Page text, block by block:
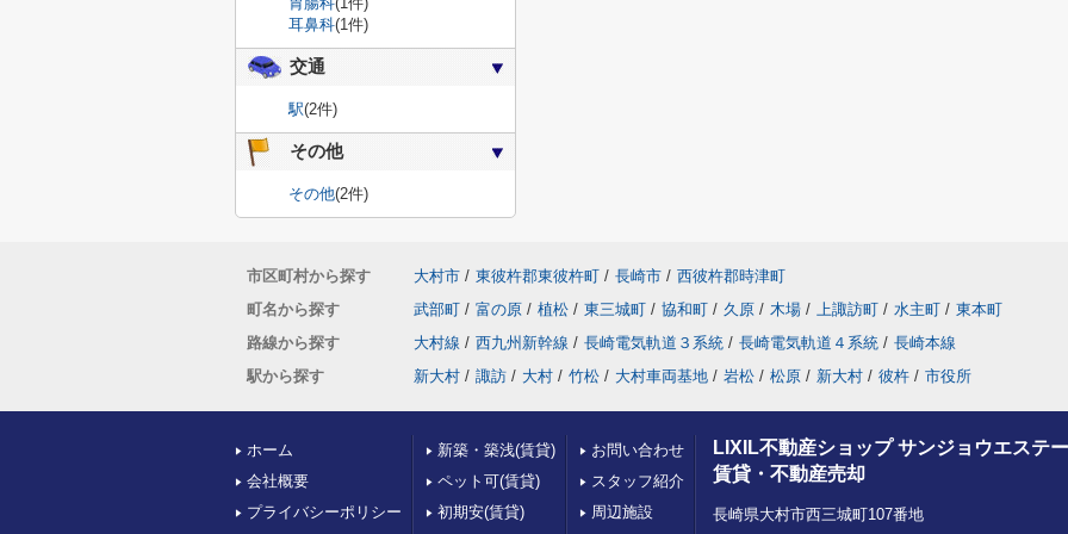
耳鼻科(1件)
交通
駅(2件)
その他
その他(2件)
市区町村から探す 大村市 / 東彼杵郡東彼杵町 / 長崎市 / 西彼杵郡時津町
町名から探す
武部町 / 富の原 / 植松 / 東三城町 / 協和町 / 久原 / 木場 / 上諏訪町 / 水主町 / 東本町
路線から探す
大村線 / 西九州新幹線 / 長崎電気軌道３系統 / 長崎電気軌道４系統 / 長崎本線
駅から探す
新大村 / 諏訪 / 大村 / 竹松 / 大村車両基地 / 岩松 / 松原 / 新大村 / 彼杵 / 市役所
ホーム
会社概要
プライバシーポリシー
新築・築浅(賃貸)
ペット可(賃貸)
初期安(賃貸)
お問い合わせ
スタッフ紹介
周辺施設
LIXIL不動産ショップ サンジョウエステ
賃貸・不動産売却
長崎県大村市西三城町107番地